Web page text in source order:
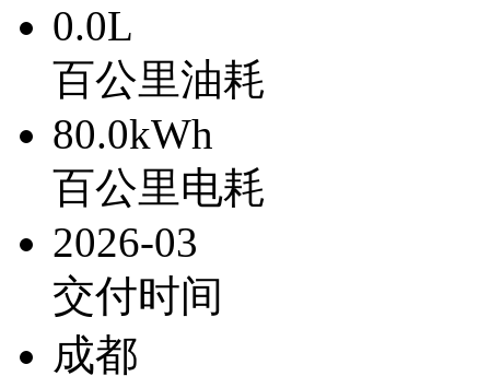
0.0L
百公里油耗
80.0kWh
百公里电耗
2026-03
交付时间
成都